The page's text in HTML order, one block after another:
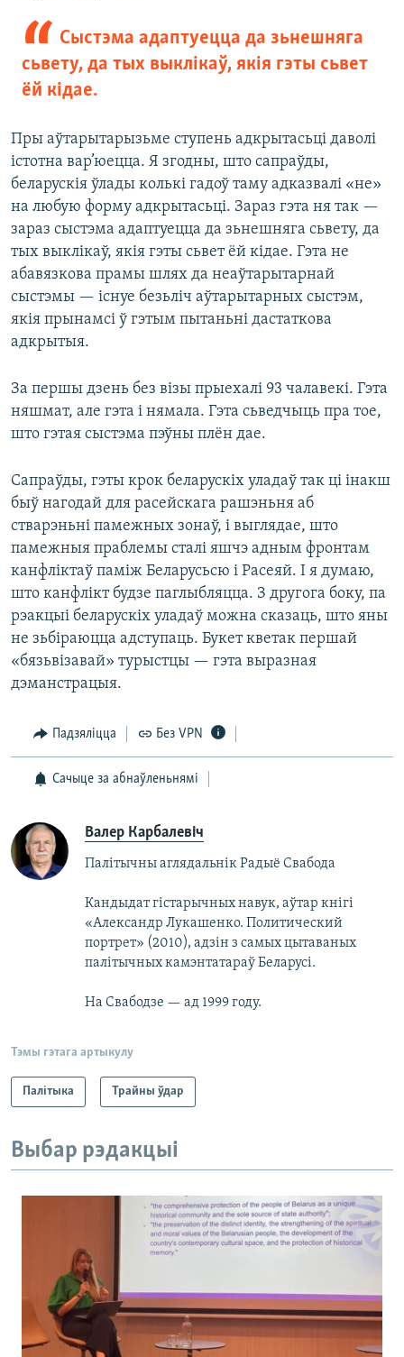
Сыстэма адаптуецца да зьнешняга
сьвету, да тых выклікаў, якія гэты сьвет
ёй кідае.
Пры аўтарытарызьме ступень адкрытасьці даволі
істотна вар’юецца. Я згодны, што сапраўды,
беларускія ўлады колькі гадоў таму адказвалі «не»
на любую форму адкрытасьці. Зараз гэта ня так —
зараз сыстэма адаптуецца да зьнешняга сьвету, да
тых выклікаў, якія гэты сьвет ёй кідае. Гэта не
абавязкова прамы шлях да неаўтарытарнай
сыстэмы — існуе безьліч аўтарытарных сыстэм,
якія прынамсі ў гэтым пытаньні дастаткова
адкрытыя.
За першы дзень без візы прыехалі 93 чалавекі. Гэта
няшмат, але гэта і нямала. Гэта сьведчыць пра тое,
што гэтая сыстэма пэўны плён дае.
Сапраўды, гэты крок беларускіх уладаў так ці інакш
быў нагодай для расейскага рашэньня аб
стварэньні памежных зонаў, і выглядае, што
памежныя праблемы сталі яшчэ адным фронтам
канфліктаў паміж Беларусьсю і Расеяй. І я думаю,
што канфлікт будзе паглыбляцца. З другога боку, па
рэакцыі беларускіх уладаў можна сказаць, што яны
не зьбіраюцца адступаць. Букет кветак першай
«бязьвізавай» турыстцы — гэта выразная
дэманстрацыя.
Падзяліцца Без VPN
Сачыце за абнаўленьнямі
Валер Карбалевіч
Палітычны аглядальнік Радыё Свабода
Кандыдат гістарычных навук, аўтар кнігі
«Александр Лукашенко. Политический
портрет» (2010), адзін з самых цытаваных
палітычных камэнтатараў Беларусі.
На Свабодзе — ад 1999 году.
Тэмы гэтага артыкулу
Палітыка Трайны ўдар
Выбар рэдакцыі